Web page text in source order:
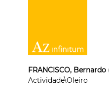
FRANCISCO, Bernardo
Actividade\Oleiro